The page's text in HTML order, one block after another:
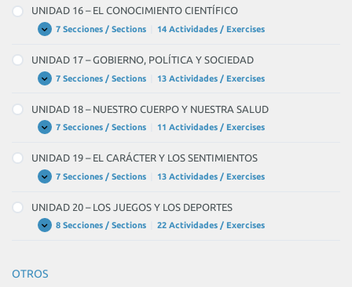
–
EL
CLIMA
Y
TIEMPO
UNIDAD 16 – EL CONOCIMIENTO CIENTÍFICO
Expandir
UNIDAD
–
EL
CONOCIMIENTO
CIENTÍFICO
7 Secciones / Sections 14 Actividades / Exercises
UNIDAD 17 – GOBIERNO, POLÍTICA Y SOCIEDAD
Expandir
UNIDAD
–
GOBIERNO,
POLÍTICA
Y
7 Secciones / Sections 13 Actividades / Exercises
UNIDAD 18 – NUESTRO CUERPO Y NUESTRA SALUD
Expandir
UNIDAD
–
NUESTRO
CUERPO
Y
SALUD
7 Secciones / Sections 11 Actividades / Exercises
UNIDAD 19 – EL CARÁCTER Y LOS SENTIMIENTOS
Expandir
UNIDAD
–
EL
CARÁCTER
7 Secciones / Sections 13 Actividades / Exercises
UNIDAD 20 – LOS JUEGOS Y LOS DEPORTES
Expandir
UNIDAD
JUEGOS
8 Secciones / Sections 22 Actividades / Exercises
OTROS